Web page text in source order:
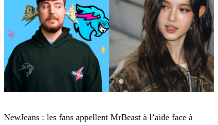
NewJeans : les fans appellent MrBeast à l’aide face à